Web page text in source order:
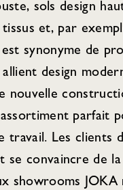
sols design
et, par
synonyme de
design
nouvelle
parfait
travail. Les clients
se convaincre de
showrooms